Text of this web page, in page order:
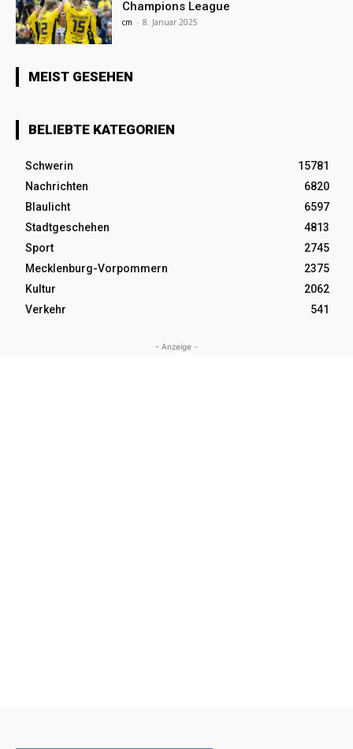
Champions League
cm - 8. Januar 2025
MEIST GESEHEN
BELIEBTE KATEGORIEN
Schwerin
15781
Nachrichten
6820
Blaulicht
6597
Stadtgeschehen
4813
Sport
2745
Mecklenburg-Vorpommern
2375
Kultur
2062
Verkehr
541
- Anzeige -